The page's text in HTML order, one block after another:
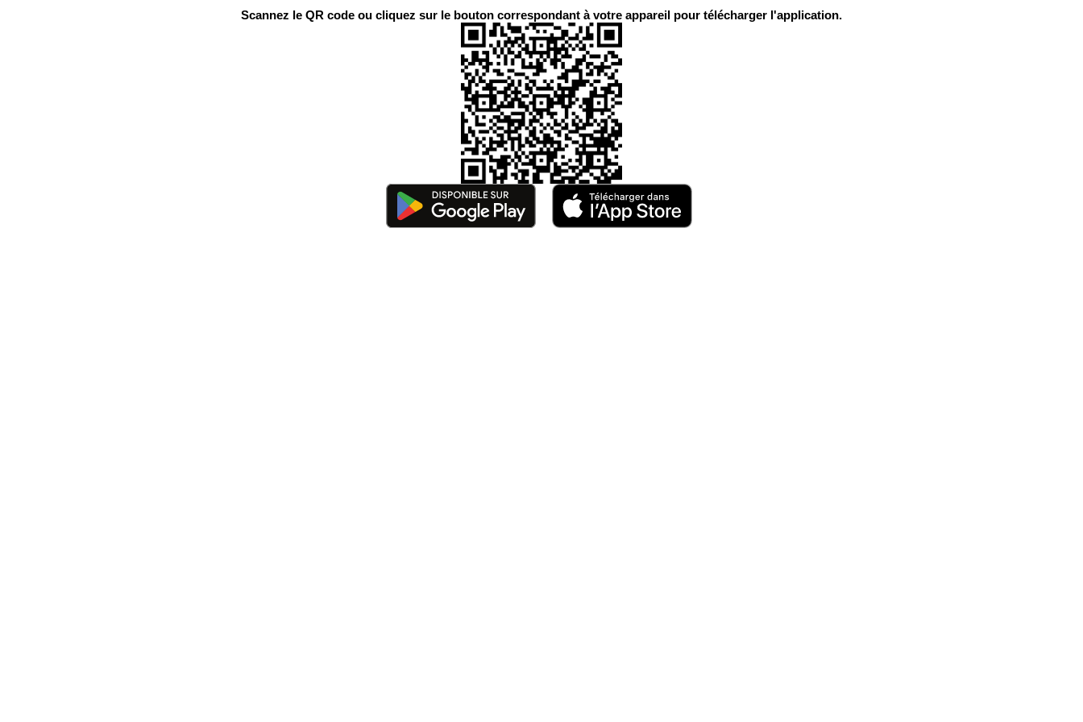
Scannez le QR code ou cliquez sur le bouton correspondant à votre appareil pour télécharger l'application.